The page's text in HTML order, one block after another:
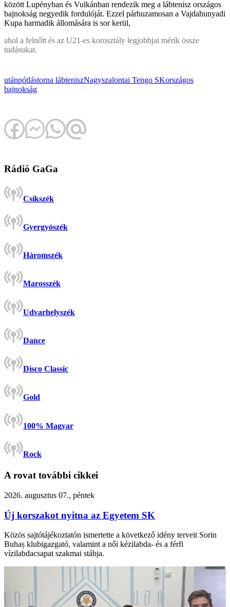
között Lupényban és Vulkánban rendezik meg a lábtenisz országos
bajnokság negyedik fordulóját. Ezzel párhuzamosan a Vajdahunyadi
Kupa harmadik állomására is sor kerül,
ahol a felnőtt és az U21-es korosztály legjobbjai mérik össze
tudásukat.
utánpótlástorna lábteniszNagyszalontai Tengo SKországos
bajnokság
Rádió GaGa
Csíkszék
Gyergyószék
Háromszék
Marosszék
Udvarhelyszék
Dance
Disco Classic
Gold
100% Magyar
Rock
A rovat további cikkei
2026. augusztus 07., péntek
Új korszakot nyitna az Egyetem SK
Közös sajtótájékoztatón ismertette a következő idény terveit Sorin
Buhaș klubigazgató, valamint a női kézilabda- és a férfi
vízilabdacsapat szakmai stábja.